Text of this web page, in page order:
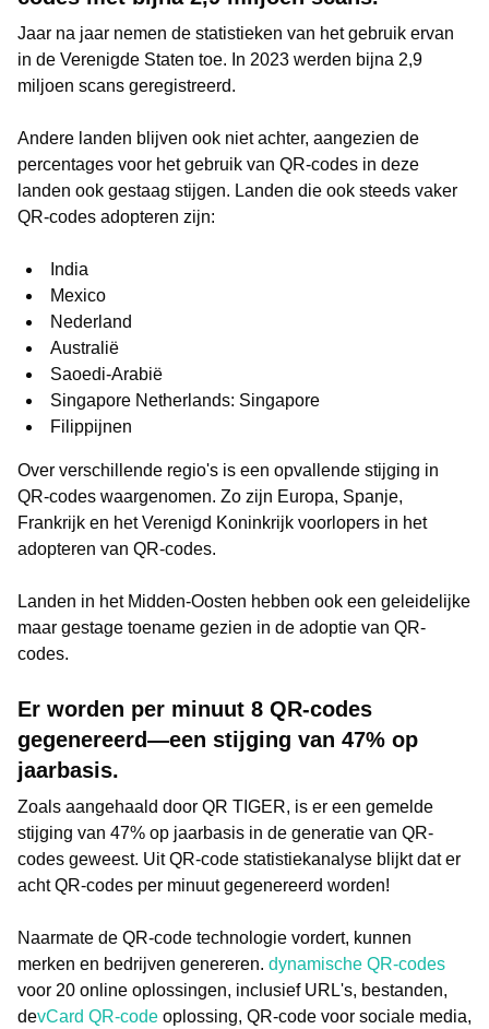
Jaar na jaar nemen de statistieken van het gebruik ervan
in de Verenigde Staten toe. In 2023 werden bijna 2,9
miljoen scans geregistreerd.
Andere landen blijven ook niet achter, aangezien de
percentages voor het gebruik van QR-codes in deze
landen ook gestaag stijgen. Landen die ook steeds vaker
QR-codes adopteren zijn:
India
Mexico
Nederland
Australië
Saoedi-Arabië
Singapore Netherlands: Singapore
Filippijnen
Over verschillende regio's is een opvallende stijging in
QR-codes waargenomen. Zo zijn Europa, Spanje,
Frankrijk en het Verenigd Koninkrijk voorlopers in het
adopteren van QR-codes.
Landen in het Midden-Oosten hebben ook een geleidelijke
maar gestage toename gezien in de adoptie van QR-
codes.
Er worden per minuut 8 QR-codes
gegenereerd—een stijging van 47% op
jaarbasis.
Zoals aangehaald door QR TIGER, is er een gemelde
stijging van 47% op jaarbasis in de generatie van QR-
codes geweest. Uit QR-code statistiekanalyse blijkt dat er
acht QR-codes per minuut gegenereerd worden!
Naarmate de QR-code technologie vordert, kunnen
merken en bedrijven genereren. dynamische QR-codes
voor 20 online oplossingen, inclusief URL's, bestanden,
devCard QR-code oplossing, QR-code voor sociale media,